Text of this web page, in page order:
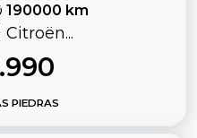
190000 km
PIEDRAS